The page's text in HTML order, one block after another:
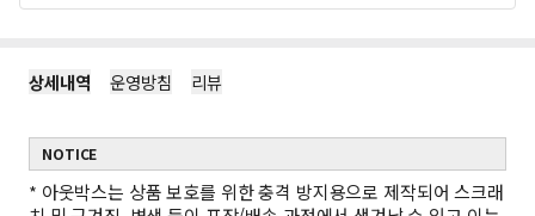
상세내역 운영방침 리뷰
NOTICE
* 아웃박스는 상품 보호를 위한 충격 방지용으로 제작되어 스크래